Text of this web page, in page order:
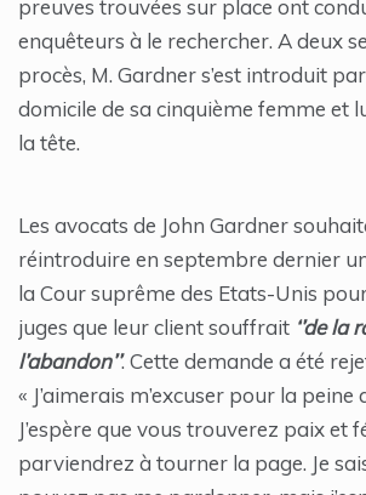
preuves trouvées sur place ont
enquêteurs à le rechercher. A deux
procès, M. Gardner s’est introduit
domicile de sa cinquième femme et
la tête.
Les avocats de John Gardner
réintroduire en septembre dernier
la Cour suprême des Etats-Unis
juges que leur client souffrait ‘’de la
l’abandon’’. Cette demande a été
« J’aimerais m’excuser pour la peine
J’espère que vous trouverez paix et
parviendrez à tourner la page. Je